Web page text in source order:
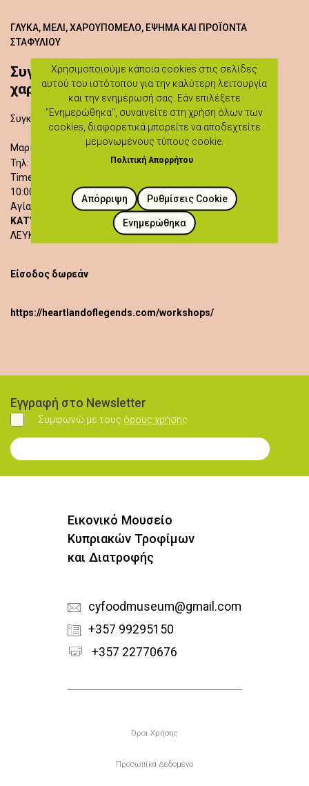
ΓΛΥΚΆ, ΜΈΛΙ, ΧΑΡΟΥΠΌΜΕΛΟ, ΈΨΗΜΑ ΚΑΙ ΠΡΟΪΌΝΤΑ
ΣΤΑΦΥΛΙΟΎ
Συγκομιδή χαρουπιών και παρασκευή
χαρουπόμελου
Συγκομιδή χαρουπιών και παρασκευή χαρουπόμελου
Μαριλένα Σοφοκλέους
Τηλ:
Time of Activities:
10:00 - 12:00
Αγίας Παρασκευής 47, 2835
ΚΑΤΥΔΑΤΑ
ΛΕΥΚΩΣΙΑ
Είσοδος δωρεάν
https://heartlandoflegends.com/workshops/
Εγγραφή στο Newsletter
Συμφωνώ
Συμφωνώ με τους όρους χρήσης
Εγγραφή στο Newsletter
Εικονικό Μουσείο
Κυπριακών Τροφίμων
και Διατροφής
cyfoodmuseum@gmail.com
+357 99295150
+357 22770676
Υποσέλιδο
Όροι Χρήσης
Προσωπικά Δεδομένα
Χρησιμοποιούμε κάποια cookies στις σελίδες
αυτού του ιστότοπου για την καλύτερη λειτουργία
και την ενημέρωσή σας. Εάν επιλέξετε
"Ενημερώθηκα", συναινείτε στη χρήση όλων των
cookies, διαφορετικά μπορείτε να αποδεχτείτε
μεμονωμένους τύπους cookie.
Πολιτική Απορρήτου
Ρυθμίσεις Cookie
Απόρριψη
Ενημερώθηκα